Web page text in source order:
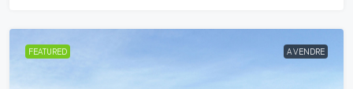
FEATURED A VENDRE